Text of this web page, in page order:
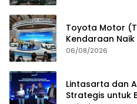
Toyota Motor
Kendaraan
06/08/2026
Lintasarta dan
Strategis untuk